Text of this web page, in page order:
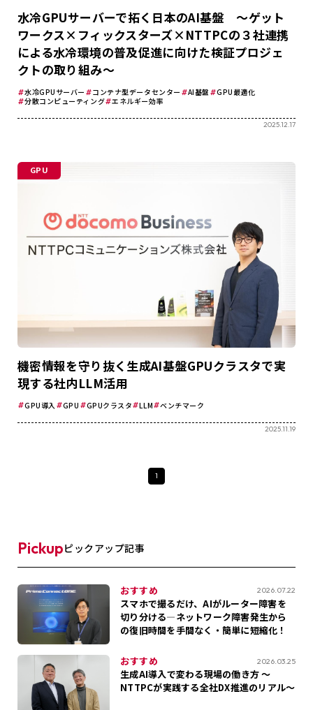
水冷GPUサーバーで拓く日本のAI基盤 ～ゲット
ワークス×フィックスターズ×NTTPCの３社連携
による水冷環境の普及促進に向けた検証プロジェ
クトの取り組み～
水冷GPUサーバー コンテナ型データセンター AI基盤
GPU最適化
分散コンピューティング
エネルギー効率
2025.12.17
GPU
機密情報を守り抜く生成AI基盤――GPUクラスタで実
現する社内LLM活用
GPU導入 GPU GPUクラスタ LLM ベンチマーク
2025.11.19
1
Pickupピックアップ記事
おすすめ 2026.07.22
スマホで撮るだけ、AIがルーター障害を
切り分ける―ネットワーク障害発生から
の復旧時間を手間なく・簡単に短縮化！
おすすめ 2026.03.25
生成AI導入で変わる現場の働き方 ～
NTTPCが実践する全社DX推進のリアル～